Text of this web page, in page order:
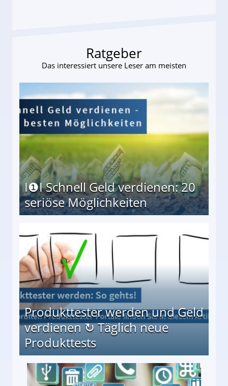
Ratgeber
Das interessiert unsere Leser am meisten
I❶I Schnell Geld verdienen: 20
seriöse Möglichkeiten
Produkttester werden und Geld
verdienen ↻ Täglich neue
Produkttests
↻ Täglich neue Produkttests